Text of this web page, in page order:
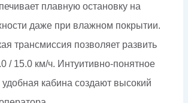
плавную остановку на
даже при влажном покрытии.
трансмиссия позволяет развить
/ 15.0 км/ч. Интуитивно-понятное
кабина создают высокий